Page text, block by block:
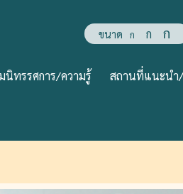
ขนาด ก ก ก
นิทรรศการ/ความรู้ สถานที่แนะนำ/